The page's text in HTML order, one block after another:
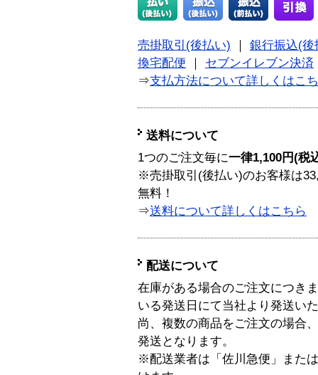
売掛取引(後払い)
銀行振込(後
換宅配便
セブンイレブン決済
⇒支払方法について詳しくはこ
送料について
1つのご注文毎に一律1,100円(税
※売掛取引(後払い)のお客様は
無料！
⇒送料について詳しくはこちら
配送について
在庫がある場合のご注文につき
いる発送日にて当社より発送い
尚、複数の商品をご注文の場合
発送となります。
※配送業者は「佐川急便」また